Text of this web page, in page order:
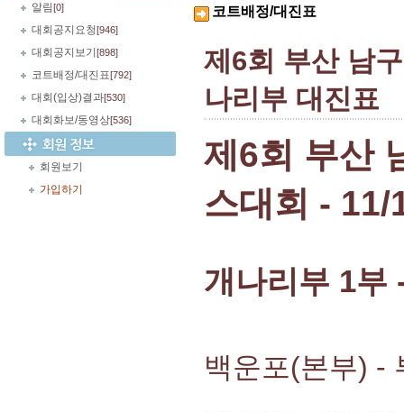
알림[0]
대회공지요청[946]
대회공지보기 [898]
코트배정/대진표[792]
대회(입상)결과[530]
대회화보/동영상[536]
회원보기
가입하기
코트배정/대진표
제6회 부산 남
나리부 대진표
제6회 부산
스대회 - 11/
개나리부 1부
백운포(본부) -